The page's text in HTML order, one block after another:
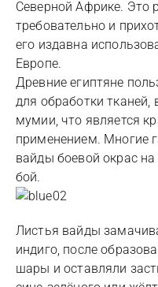
Северной Африке. Это
требовательно и
его издавна
Европе.
Древние египтяне
для обработки
мумии, что является
применением. Многие
вайды боевой окрас
бой.
Листья вайды
индиго, после
шары и оставляли